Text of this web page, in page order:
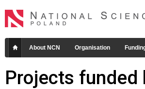
About NCN Organisation
Projects funded